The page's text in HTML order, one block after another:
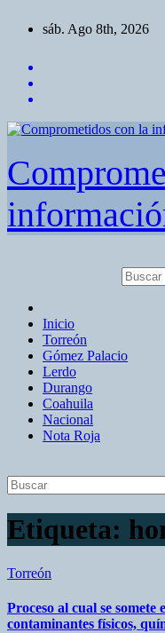
sáb. Ago 8th, 2026
Inicio
Torreón
Gómez Palacio
Lerdo
Durango
Coahuila
Nacional
Nota Roja
Etiqueta:
Torreón
Proceso al cual se
contaminantes físicos,